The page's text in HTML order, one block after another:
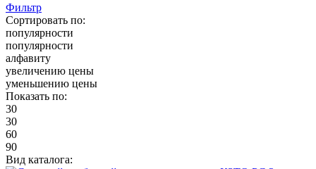
Фильтр
Сортировать по:
популярности
популярности
алфавиту
увеличению цены
уменьшению цены
Показать по:
30
30
60
90
Вид каталога: